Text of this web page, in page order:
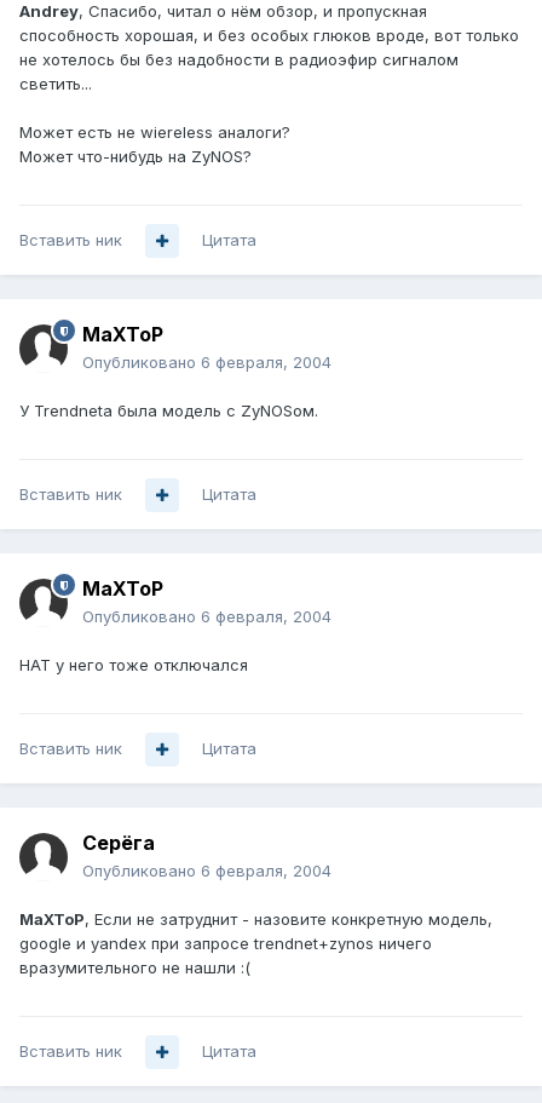
Andrey, Спасибо, читал о нём обзор, и пропускная
способность хорошая, и без особых глюков вроде, вот только
не хотелось бы без надобности в радиоэфир сигналом
светить...
Может есть не wiereless аналоги?
Может что-нибудь на ZyNOS?
Вставить ник Цитата
MaXToP
Опубликовано 6 февраля, 2004
У Trendnetа была модель с ZyNOSом.
Вставить ник Цитата
MaXToP
Опубликовано 6 февраля, 2004
НАТ у него тоже отключался
Вставить ник Цитата
Серёга
Опубликовано 6 февраля, 2004
MaXToP, Если не затруднит - назовите конкретную модель,
google и yandex при запросе trendnet+zynos ничего
вразумительного не нашли :(
Вставить ник Цитата